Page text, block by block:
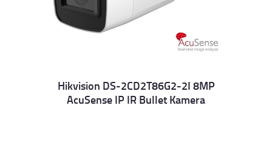
Details
Hikvision DS-2CD2T86G2-2I 8MP
AcuSense IP IR Bullet Kamera